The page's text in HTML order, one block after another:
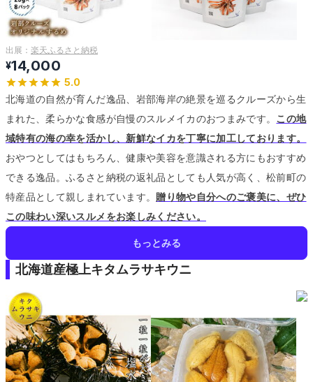
出展： 楽天ふるさと納税
¥14,000
5.0
北海道の自然が育んだ逸品、岩部海岸の絶景を巡るクルーズから生
まれた、柔らかな食感が自慢のスルメイカのおつまみです。 この地
域特有の海の幸を活かし、新鮮なイカを丁寧に加工しております。
おやつとしてはもちろん、健康や美容を意識される方にもおすすめ
できる逸品。ふるさと納税の返礼品としても人気が高く、松前町の
特産品として親しまれています。 贈り物や自分へのご褒美に、ぜひ
この味わい深いスルメをお楽しみください。
もっとみる
北海道産極上キタムラサキウニ